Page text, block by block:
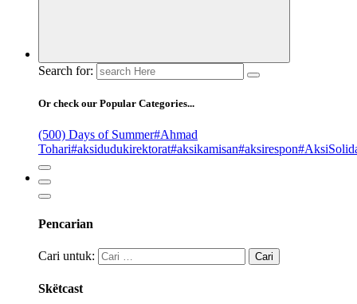
Search for:
Or check our Popular Categories...
(500) Days of Summer#Ahmad
Tohari#aksidudukirektorat#aksikamisan#aksirespon
Pencarian
Cari untuk:
Skëtcast